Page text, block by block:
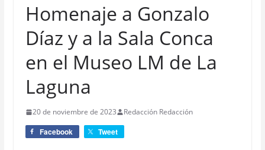
Homenaje a Gonzalo
Díaz y a la Sala Conca
en el Museo LM de La
Laguna
20 de noviembre de 2023 Redacción Redacción
Facebook Tweet